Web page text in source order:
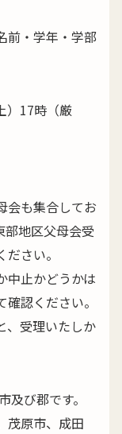
・学年・学部
17時（厳
会も集合してお
部地区父母会受
さい。
中止かどうかは
認ください。
、受理いたしか
び郡です。
茂原市、成田